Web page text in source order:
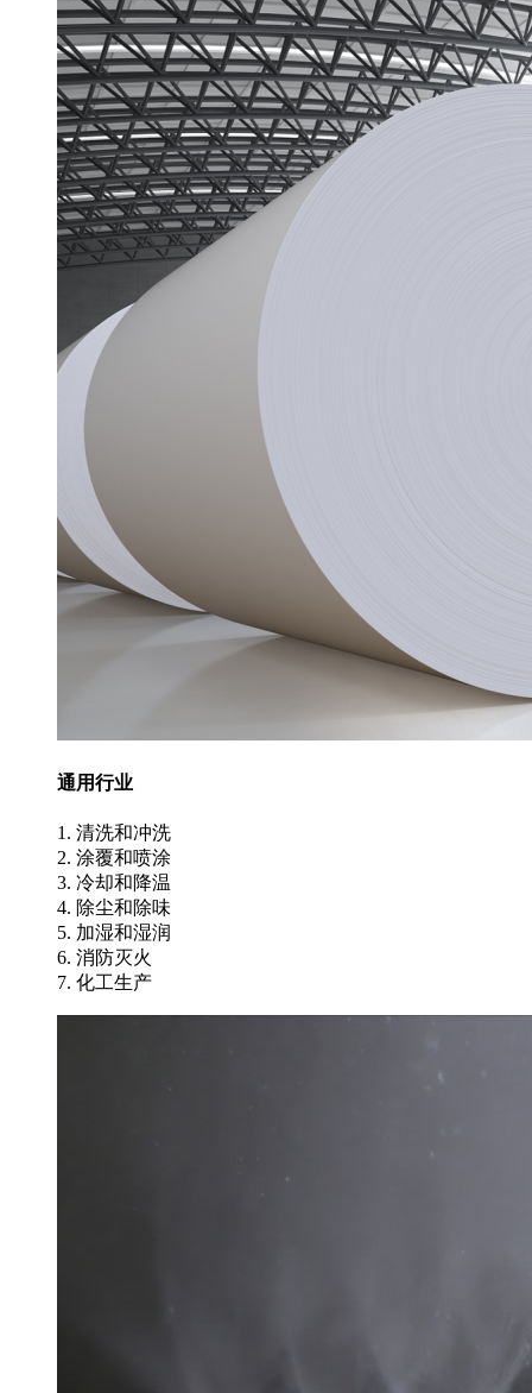
通用行业
1. 清洗和冲洗
2. 涂覆和喷涂
3. 冷却和降温
4. 除尘和除味
5. 加湿和湿润
6. 消防灭火
7. 化工生产